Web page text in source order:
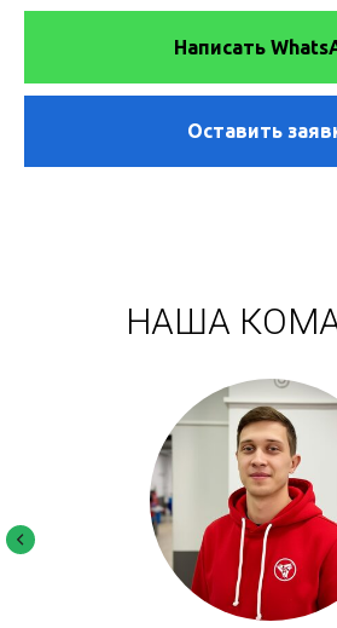
Написать
Оставить
НАША